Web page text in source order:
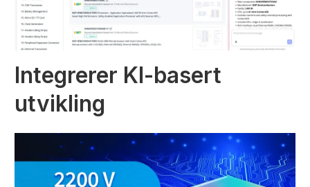
Integrerer KI-basert
utvikling